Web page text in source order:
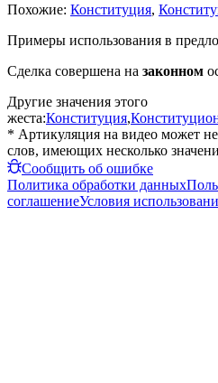
Похожие: Конституция,
Примеры использования в
Сделка совершена на законном
Другие значения этого
жеста:Конституция,
* Артикуляция на видео может не
слов, имеющих несколько
Сообщить об ошибке
Политика обработки данных
соглашениеУсловия